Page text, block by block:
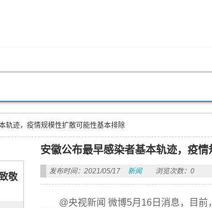
轨迹，疫情规模性扩散可能性基本排除
敬
安徽公布最早感染者基本轨迹，疫
发布时间：2021/05/17 新闻 浏览次数：0
@央视新闻 微博5月16日消息，目